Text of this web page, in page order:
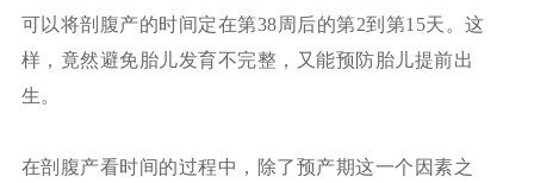
可以将剖腹产的时间定在第38周后的第2到第15天。这
样，竟然避免胎儿发育不完整，又能预防胎儿提前出
生。
在剖腹产看时间的过程中，除了预产期这一个因素之